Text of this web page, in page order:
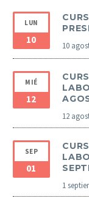
LUN
10
10
MIÉ
12
12
SEP
01
1